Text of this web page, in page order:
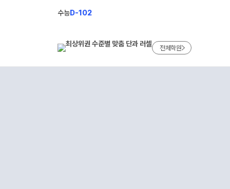
수능D-102
전체학원